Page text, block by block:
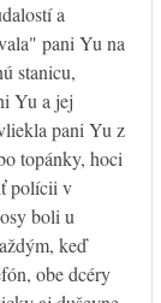
a
pani Yu na
stanicu,
Yu a jej
pani Yu z
topánky, hoci
polícii v
boli u
keď
obe dcéry